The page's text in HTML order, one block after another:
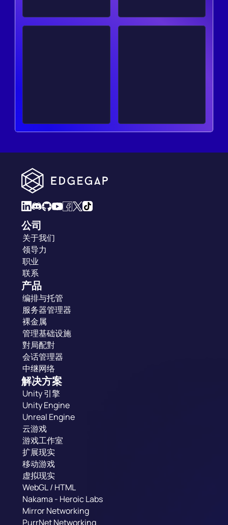
公司
关于我们
领导力
职业
联系
产品
编排与托管
服务器管理器
裸金属
管理基础设施
對局配對
会话管理器
中继网络
解决方案
Unity 引擎
Unity Engine
Unreal Engine
云游戏
游戏工作室
扩展现实
移动游戏
虚拟现实
WebGL / HTML
Nakama - Heroic Labs
Mirror Networking
PurrNet Networking